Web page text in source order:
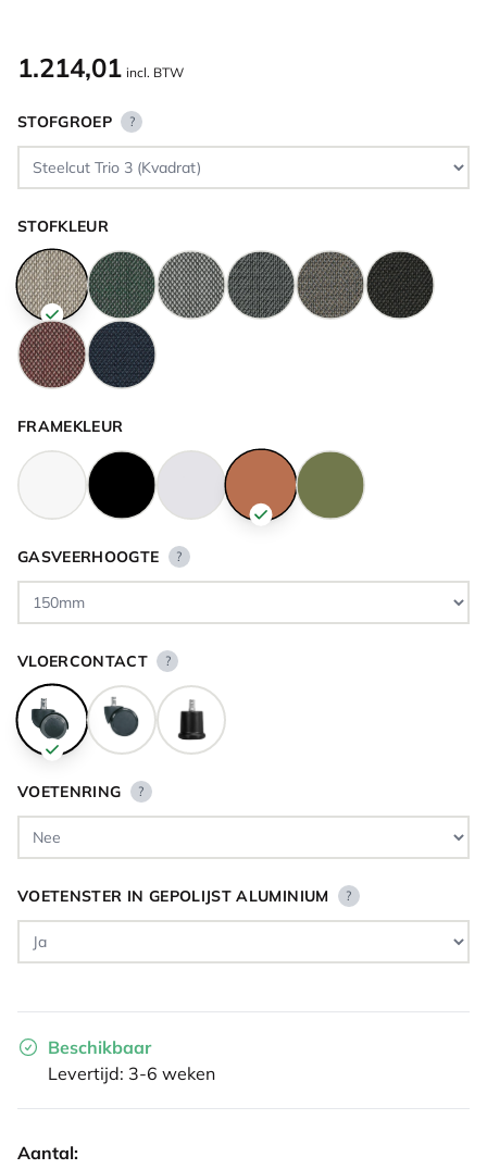
1.214,01 incl. BTW
STOFGROEP ?
STOFKLEUR
FRAMEKLEUR
GASVEERHOOGTE ?
VLOERCONTACT ?
VOETENRING ?
VOETENSTER IN GEPOLIJST ALUMINIUM ?
Beschikbaar
Levertijd: 3-6 weken
Aantal: